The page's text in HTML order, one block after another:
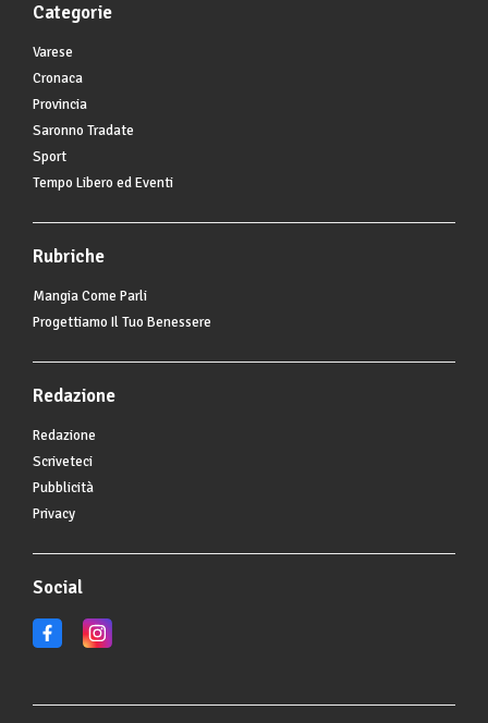
Categorie
Varese
Cronaca
Provincia
Saronno Tradate
Sport
Tempo Libero ed Eventi
Rubriche
Mangia Come Parli
Progettiamo Il Tuo Benessere
Redazione
Redazione
Scriveteci
Pubblicità
Privacy
Social